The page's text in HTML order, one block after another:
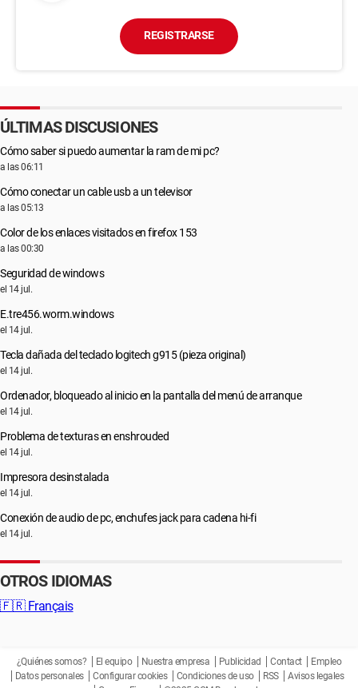
REGISTRARSE
ÚLTIMAS DISCUSIONES
Cómo saber si puedo aumentar la ram de mi pc?
a las 06:11
Cómo conectar un cable usb a un televisor
a las 05:13
Color de los enlaces visitados en firefox 153
a las 00:30
Seguridad de windows
el 14 jul.
E.tre456.worm.windows
el 14 jul.
Tecla dañada del teclado logitech g915 (pieza original)
el 14 jul.
Ordenador, bloqueado al inicio en la pantalla del menú de arranque
el 14 jul.
Problema de texturas en enshrouded
el 14 jul.
Impresora desinstalada
el 14 jul.
Conexión de audio de pc, enchufes jack para cadena hi-fi
el 14 jul.
OTROS IDIOMAS
🇫🇷 Français
¿Quiénes somos? El equipo Nuestra empresa Publicidad Contact
Empleo
Datos personales
Configurar cookies Condiciones de uso RSS
Avisos legales